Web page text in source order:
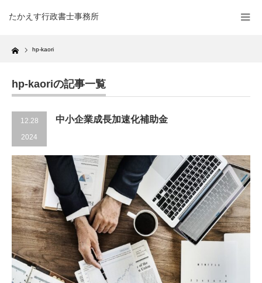
たかえす行政書士事務所
Home hp-kaori
hp-kaoriの記事一覧
12.28
2024
中小企業成長加速化補助金